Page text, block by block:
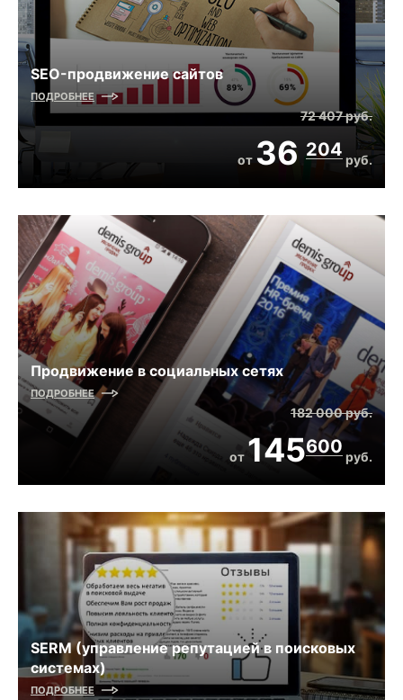
SEO-продвижение сайтов
ПОДРОБНЕЕ
72 407руб.
от36204 руб.
Продвижение в социальных сетях
ПОДРОБНЕЕ
182 000руб.
от145600руб.
SERM (управление репутацией в поисковых
системах)
ПОДРОБНЕЕ